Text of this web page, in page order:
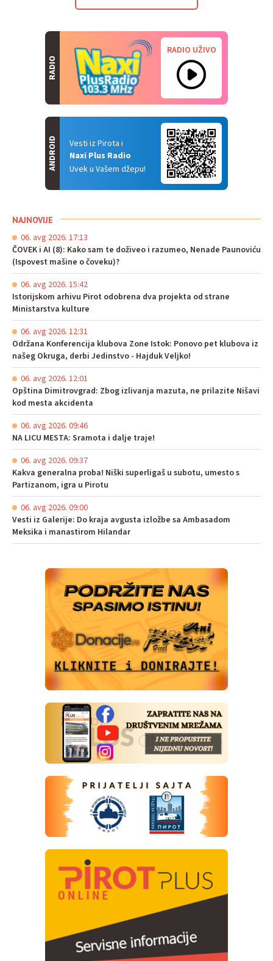
RADIO
RADIO UŽIVO
Vesti iz Pirota i
Naxi Plus Radio
Uvek u Vašem džepu!
ANDROID
NAJNOVIJE
06. avg 2026. 17:13
ČOVEK i AI (8): Kako sam te doživeo i razumeo, Nenade Paunoviću
(Ispovest mašine o čoveku)?
06. avg 2026. 15:42
Istorijskom arhivu Pirot odobrena dva projekta od strane
Ministarstva kulture
06. avg 2026. 12:31
Održana Konferencija klubova Zone Istok: Ponovo pet klubova iz
našeg Okruga, derbi Jedinstvo - Hajduk Veljko!
06. avg 2026. 12:01
Opština Dimitrovgrad: Zbog izlivanja mazuta, ne prilazite Nišavi
kod mesta akcidenta
06. avg 2026. 09:46
NA LICU MESTA: Sramota i dalje traje!
06. avg 2026. 09:37
Kakva generalna proba! Niški superligaš u subotu, umesto s
Partizanom, igra u Pirotu
06. avg 2026. 09:00
Vesti iz Galerije: Do kraja avgusta izložbe sa Ambasadom
Meksika i manastirom Hilandar